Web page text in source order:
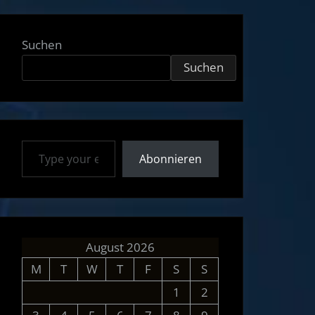
Suchen
Suchen
Type your email…
Abonnieren
August 2026
M
T W T F S
S
1
2